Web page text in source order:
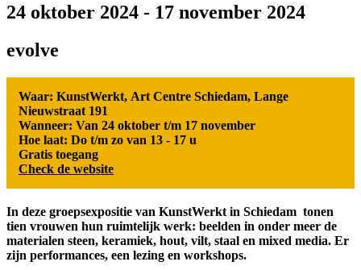
24 oktober 2024 - 17 november 2024
evolve
Waar: KunstWerkt, Art Centre Schiedam, Lange
Nieuwstraat 191
Wanneer: Van 24 oktober t/m 17 november
Hoe laat: Do t/m zo van 13 - 17 u
Gratis toegang
Check de website
In deze groepsexpositie van KunstWerkt in Schiedam tonen
tien vrouwen hun ruimtelijk werk: beelden in onder meer de
materialen steen, keramiek, hout, vilt, staal en mixed media. Er
zijn performances, een lezing en workshops.